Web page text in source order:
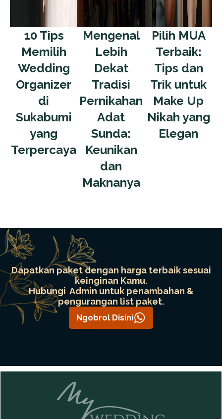
10 Tips
Memilih
Wedding
Organizer
di
Sukabumi
yang
Terpercaya
Mengenal
Lebih
Dekat
Tradisi
Pernikahan
Adat
Sunda:
Keunikan
dan
Maknanya
Pilih MUA
Terbaik:
Tips dan
Trik untuk
Make Up
Nikah yang
Elegan
Dapatkan paket dengan harga terbaik sesuai
keinginan Kamu.
Hubungi Admin untuk penambahan &
pengurangan list paket.
Ngobrol Disini